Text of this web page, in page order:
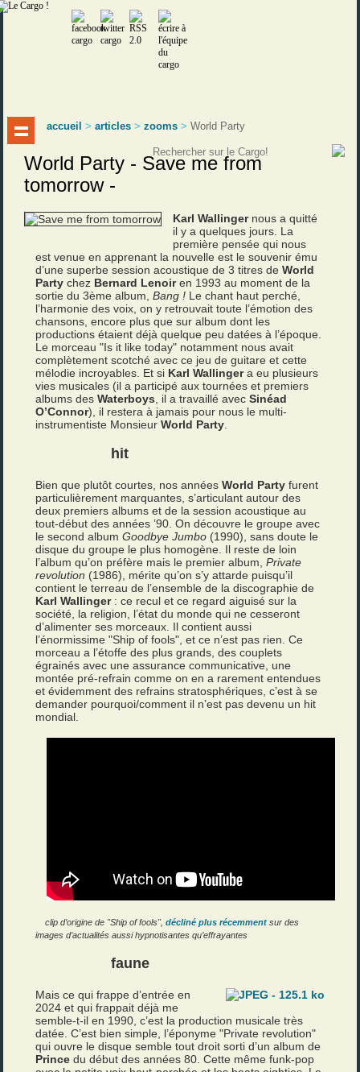
accueil >articles >zooms >World Party
World Party - Save me from
tomorrow -
Karl Wallingernous a quitté
il y a quelques jours. La
première pensée qui nous
est venue en apprenant la nouvelle est le souvenir ému
d’une superbe session acoustique de 3 titres deWorld
Party chez Bernard Lenoiren 1993 au moment de la
sortie du 3ème album,Bang ! Le chant haut perché,
l’harmonie des voix, on y retrouvait toute l’émotion des
chansons, encore plus que sur album dont les
productions étaient déjà quelque peu datées à l’époque.
Le morceau "Is it like today" notamment nous avait
complètement scotché avec ce jeu de guitare et cette
mélodie incroyables. Et si Karl Wallingera eu plusieurs
vies musicales (il a participé aux tournées et premiers
albums desWaterboys , il a travaillé avecSinéad
O’Connor), il restera à jamais pour nous le multi-
instrumentiste MonsieurWorld Party
hit
Bien que plutôt courtes, nos annéesWorld Party furent
particulièrement marquantes, s’articulant autour des
deux premiers albums et de la session acoustique au
tout-début des années ’90. On découvre le groupe avec
le second albumGoodbye Jumbo (1990), sans doute le
disque du groupe le plus homogène. Il reste de loin
l’album qu’on préfère mais le premier album,Private
revolution (1986), mérite qu’on s’y attarde puisqu’il
contient le terreau de l’ensemble de la discographie de
Karl Wallinger: ce recul et ce regard aiguisé sur la
société, la religion, l’état du monde qui ne cesseront
d’alimenter ses morceaux. Il contient aussi
l’énormissime "Ship of fools", et ce n’est pas rien. Ce
morceau a l’étoffe des plus grands, des couplets
égrainés avec une assurance communicative, une
montée pré-refrain comme on en a rarement entendues
et évidemment des refrains stratosphériques, c’est à se
demander pourquoi/comment il n’est pas devenu un hit
mondial.
clip d’origine de "Ship of fools",décliné plus récemment sur des
images d’actualités aussi hypnotisantes qu’effrayantes
faune
Mais ce qui frappe d’entrée en
2024 et qui frappait déjà me
semble-t-il en 1990, c’est la production musicale très
datée. C’est bien simple, l’éponyme "Private revolution"
qui ouvre le disque semble tout droit sorti d’un album de
Prince du début des années 80. Cette même funk-pop